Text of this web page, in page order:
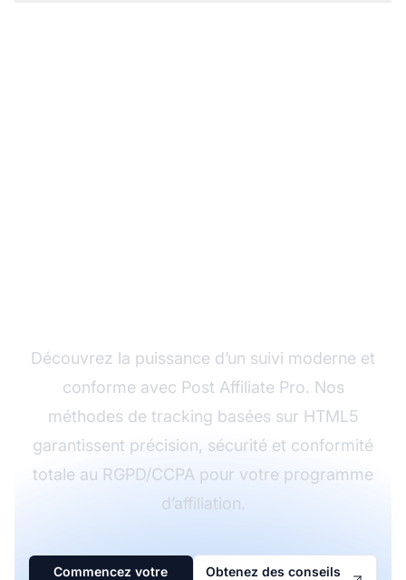
Découvrez la puissance d’un suivi moderne et
conforme avec Post Affiliate Pro. Nos
méthodes de tracking basées sur HTML5
garantissent précision, sécurité et conformité
totale au RGPD/CCPA pour votre programme
d’affiliation.
Commencez votre
Obtenez des conseils